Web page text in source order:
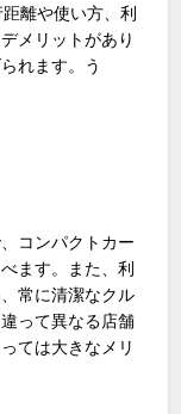
離や使い方、利
メリットがあり
れます。う
コンパクトカー
ます。また、利
常に清潔なクル
って異なる店舗
ては大きなメリ